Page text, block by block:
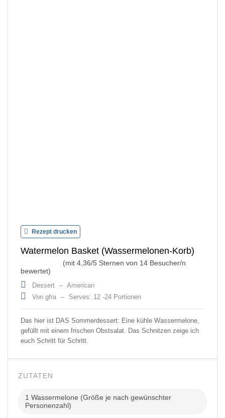
Rezept drucken
Watermelon Basket (Wassermelonen-Korb)
(mit 4,36/5 Sternen von 14 Besucher/n
bewertet)
Dessert – American
Von gfra – Serves: 12 -24 Portionen
Das hier ist DAS Sommerdessert: Eine kühle Wassermelone,
gefüllt mit einem frischen Obstsalat. Das Schnitzen zeige ich
euch Schritt für Schritt.
ZUTATEN
1 Wassermelone (Größe je nach gewünschter
Personenzahl)